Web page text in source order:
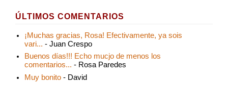
ÚLTIMOS COMENTARIOS
¡Muchas gracias, Rosa! Efectivamente, ya sois
vari... - Juan Crespo
Buenos días!!! Echo mucjo de menos los
comentarios... - Rosa Paredes
Muy bonito - David